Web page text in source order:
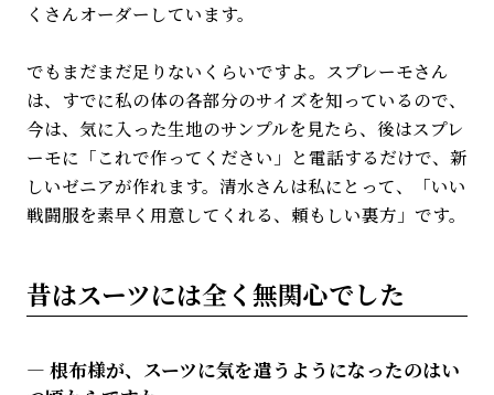
くさんオーダーしています。
でもまだまだ足りないくらいですよ。スプレーモさん
は、すでに私の体の各部分のサイズを知っているので、
今は、気に入った生地のサンプルを見たら、後はスプレ
ーモに「これで作ってください」と電話するだけで、新
しいゼニアが作れます。清水さんは私にとって、「いい
戦闘服を素早く用意してくれる、頼もしい裏方」です。
昔はスーツには全く無関心でした
根布様が、スーツに気を遣うようになったのはい